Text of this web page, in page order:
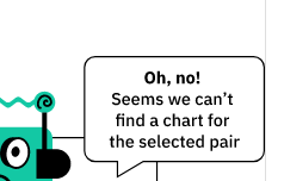
$0,051064952 /
$0,051228487